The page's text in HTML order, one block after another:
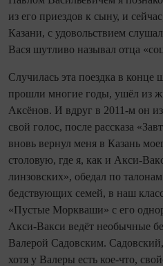
из его приездов к сыну, и
Казани, с удовольствием
Вася шутливо называл отца
Случилась эта поездка в конце
прошли многие годы, ушёл из
Аксёнов. И вдруг в 2011-м он
свой голос, после рассказа
вновь вернул меня в Казань
столовую, где я, как и Акси-
линзовских», обедал по
бедствующих семей, в наш
«Пустые Моркваши» с его
Акси-Вакси ведёт необычные
Валерой Садовским.
хотя у Валеры есть кое-что,